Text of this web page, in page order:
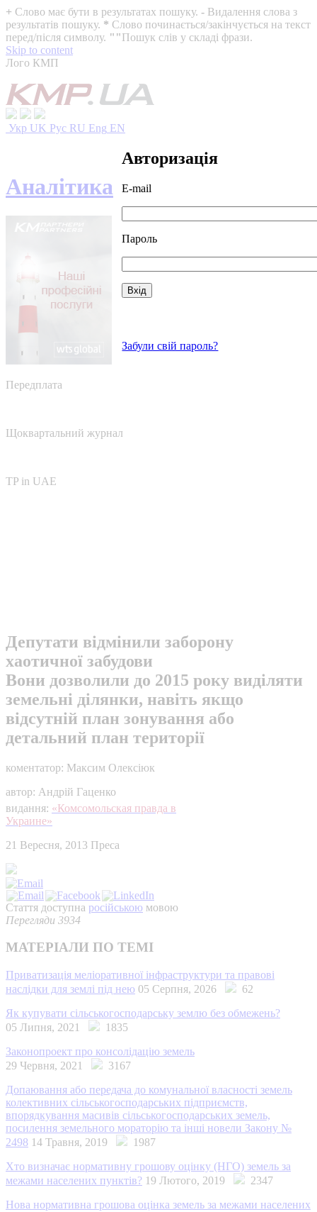
+ Слово має бути в результатах пошуку. - Видалення слова з
результатів пошуку. * Слово починається/закінчується на текст
перед/після символу. ""Пошук слів у складі фрази.
Skip to content
Лого КМП
Укр UK Рус RU Eng EN
Авторизація
E-mail
Пароль
Забули свій пароль?
Аналітика
Передплата
Щоквартальний журнал
TP in UAE
Депутати відмінили заборону
хаотичної забудови
Вони дозволили до 2015 року виділяти
земельні ділянки, навіть якщо
відсутній план зонування або
детальний план території
коментатор: Максим Олексіюк
автор: Андрій Гаценко
видання: «Комсомольская правда в
Украине»
21 Вересня, 2013 Преса
Стаття доступна російською мовою
Перегляди 3934
МАТЕРІАЛИ ПО ТЕМІ
Приватизація меліоративної інфраструктури та правові
наслідки для землі під нею 05 Серпня, 2026
62
Як купувати сільськогосподарську землю без обмежень?
05 Липня, 2021
1835
Законопроект про консолідацію земель
29 Червня, 2021
3167
Допаювання або передача до комунальної власності земель
колективних сільськогосподарських підприємств,
впорядкування масивів сільськогосподарських земель,
посилення земельного мораторію та інші новели Закону №
2498 14 Травня, 2019
1987
Хто визначає нормативну грошову оцінку (НГО) земель за
межами населених пунктів? 19 Лютого, 2019
2347
Нова нормативна грошова оцінка земель за межами населених